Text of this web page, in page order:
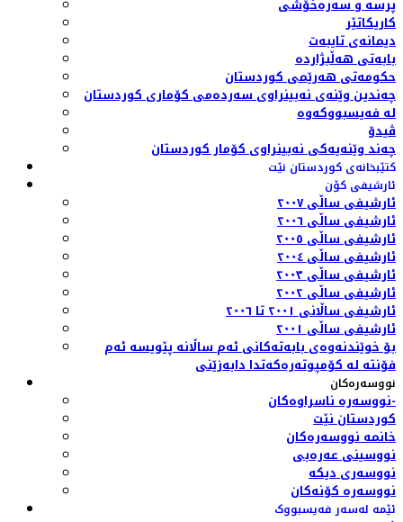
پرسە و سەرەخۆشی
کاریکاتێر
دیمانەی تایبەت
بابەتی هەڵبژاردە
حکومەتی هەرێمی کوردستان
چەندین وێنەی نەبینراوی سەردەمی کۆماری کوردستان
لە فەیسبووکەوە
ڤیدۆ
چەند وێنەیەکی نەبینراوی کۆمار کوردستان
کتێبخانەی کوردستان نێت
ئارشیفی کۆن
ئارشیفی ساڵی ٢٠٠٧
ئارشیفی ساڵی ٢٠٠٦
ئارشیفی ساڵی ٢٠٠٥
ئارشیفی ساڵی ٢٠٠٤
ئارشیفی ساڵی ٢٠٠٣
ئارشیفی ساڵی ٢٠٠٢
ئارشیفی ساڵانی ٢٠٠١ تا ٢٠٠٦
ئارشیفی ساڵی ٢٠٠١
بۆ خوێندنەوەی بابەتەکانی ئەم ساڵانە پێویسە ئەم
فۆنتە لە کۆمپوتەرەکەتدا دابەزێنی
نووسەرەکان
نووسەرە ناسراوەکان-
کوردستان نێت
خانمە نووسەرەکان
نووسینی عەرەبی
نووسەری دیکە
نووسەرە کۆنەکان
ئێمە لەسەر فەیسبووک